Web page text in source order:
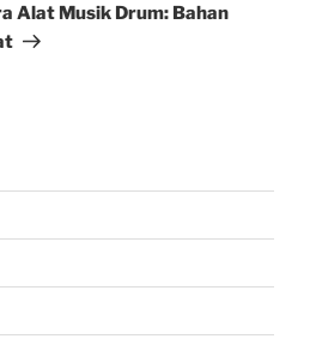
Alat Musik Drum: Bahan